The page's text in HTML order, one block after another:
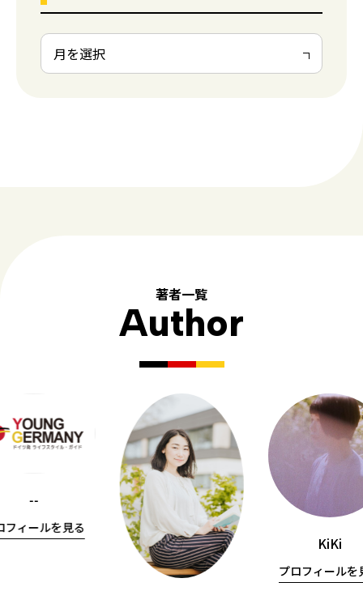
著者一覧
Author
--
フィールを見る
KiKi
プロフィールを